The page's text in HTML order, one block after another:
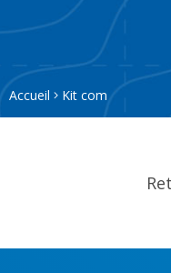
Accueil Kit com